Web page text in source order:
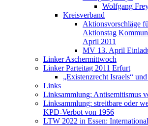
Wolfgang
Kreisverband
Aktionsvorschläge
Aktionstag
April 2011
MV 13. April
Linker Aschermittwoch
Linker Parteitag 2011 Erfurt
„Existenzrecht Israels“
Links
Linksammlung: Antisemitismus
Linksammlung: streitbare oder
KPD-Verbot von 1956
LTW 2022 in Essen: